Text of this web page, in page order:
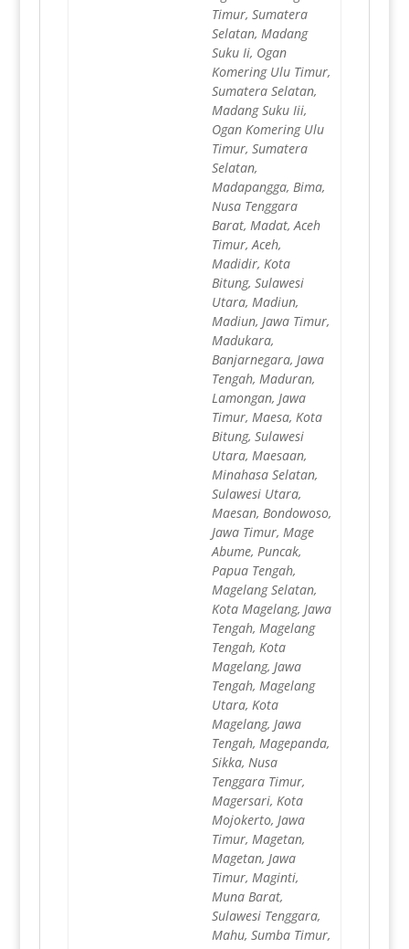
Timur, Sumatera
Selatan, Madang
Suku Ii, Ogan
Komering Ulu Timur,
Sumatera Selatan,
Madang Suku Iii,
Ogan Komering Ulu
Timur, Sumatera
Selatan,
Madapangga, Bima,
Nusa Tenggara
Barat, Madat, Aceh
Timur, Aceh,
Madidir, Kota
Bitung, Sulawesi
Utara, Madiun,
Madiun, Jawa Timur,
Madukara,
Banjarnegara, Jawa
Tengah, Maduran,
Lamongan, Jawa
Timur, Maesa, Kota
Bitung, Sulawesi
Utara, Maesaan,
Minahasa Selatan,
Sulawesi Utara,
Maesan, Bondowoso,
Jawa Timur, Mage
Abume, Puncak,
Papua Tengah,
Magelang Selatan,
Kota Magelang, Jawa
Tengah, Magelang
Tengah, Kota
Magelang, Jawa
Tengah, Magelang
Utara, Kota
Magelang, Jawa
Tengah, Magepanda,
Sikka, Nusa
Tenggara Timur,
Magersari, Kota
Mojokerto, Jawa
Timur, Magetan,
Magetan, Jawa
Timur, Maginti,
Muna Barat,
Sulawesi Tenggara,
Mahu, Sumba Timur,